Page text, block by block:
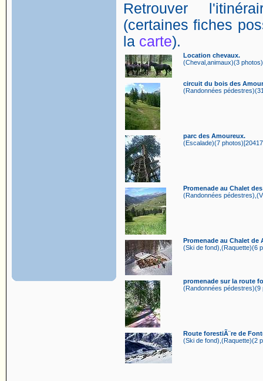
Retrouver
(certaines fiches
la carte).
Location chevaux.
(Cheval,animaux)(3
circuit du bois des
(Randonnées
parc des Amoureux.
(Escalade)(7
Promenade au Chalet
(Randonnées
Promenade au Chalet de
(Ski de fond),(Raquette)(6
promenade sur la route
(Randonnées pédestres)(9
Route forestiÃ¨re de
(Ski de fond),(Raquette)(2